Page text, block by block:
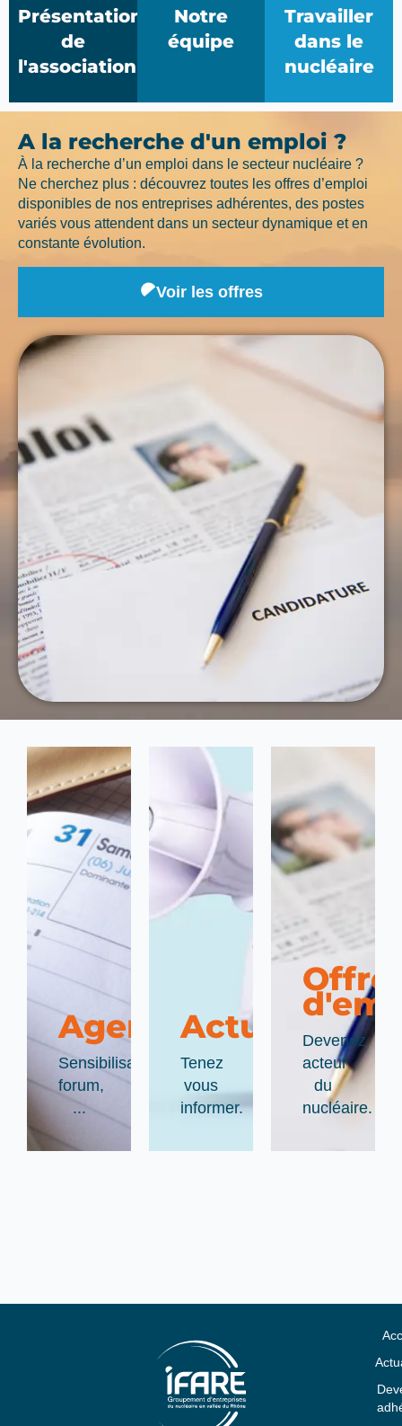
Présentation
de
l'association
Notre
équipe
Travailler
dans le
nucléaire
A la recherche d'un emploi ?
À la recherche d’un emploi dans le secteur nucléaire ?
Ne cherchez plus : découvrez toutes les offres d’emploi
disponibles de nos entreprises adhérentes, des postes
variés vous attendent dans un secteur dynamique et en
constante évolution.
Voir les offres
Agenda
Sensibilisations,
forum,
...
Actualité
Tenez
vous
informer.
Devenez
acteur
du
nucléaire.